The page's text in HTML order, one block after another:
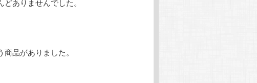
ありませんでした。
品がありました。